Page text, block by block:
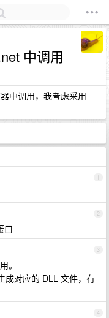
中调用
中调用，我考虑采用
1
2
口
3
。
成对应的 DLL 文件，有
4